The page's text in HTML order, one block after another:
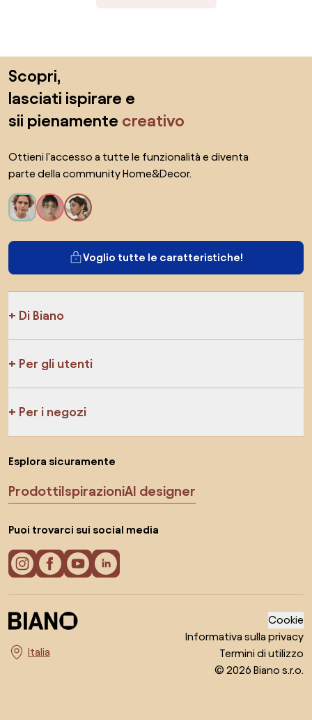
Scopri,
lasciati ispirare e
sii pienamente creativo
Ottieni l'accesso a tutte le funzionalità e diventa
parte della community Home&Decor.
Voglio tutte le caratteristiche!
Di Biano
Per gli utenti
Per i negozi
Esplora sicuramente
ProdottiIspirazioniAI designer
Puoi trovarci sui social media
Seleziona il paese
Cookie
Informativa sulla privacy
Termini di utilizzo
© 2026 Biano s.r.o.